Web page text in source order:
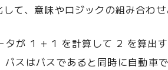
て、意味やロジックの組み合わ
タが 1 + 1 を計算して 2 を算出
スはバスであると同時に自動